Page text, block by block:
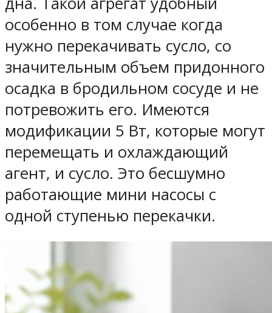
особенно в том случае когда
нужно перекачивать сусло, со
значительным объем придонного
осадка в бродильном сосуде и не
потревожить его. Имеются
модификации 5 Вт, которые могут
перемещать и охлаждающий
агент, и сусло. Это бесшумно
работающие мини насосы с
одной ступенью перекачки.